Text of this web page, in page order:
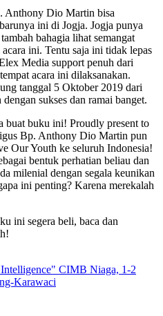
Anthony Dio Martin bisa
ini di Jogja. Jogja punya
bahagia lihat semangat
ini. Tentu saja ini tidak lepas
Media support penuh dari
acara ini dilaksanakan.
tanggal 5 Oktober 2019 dari
sukses dan ramai banget.
buat buku ini! Proudly present to
Bp. Anthony Dio Martin pun
Our Youth ke seluruh Indonesia!
bentuk perhatian beliau dan
milenial dengan segala keunikan
ini penting? Karena merekalah
ini segera beli, baca dan